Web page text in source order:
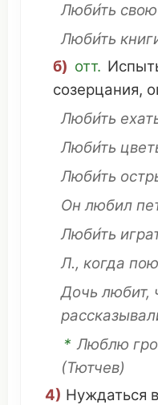
Люби́ть свою
Люби́ть
б) отт.
созерцания,
Люби́ть
Люби́ть
Люби́ть
Он любил
Люби́ть
Л., когда
Дочь любит,
* Люблю
(Тютчев)
4) Нуждаться